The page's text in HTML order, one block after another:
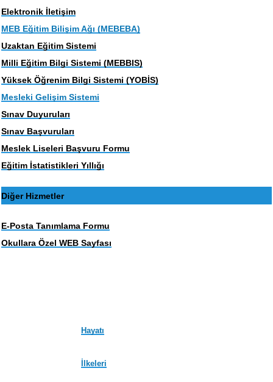
Elektronik İletişim
MEB Eğitim Bilişim Ağı (MEBEBA)
Uzaktan Eğitim Sistemi
Milli Eğitim Bilgi Sistemi (MEBBIS)
Yüksek Öğrenim Bilgi Sistemi (YOBİS)
Mesleki Gelişim Sistemi
Sınav Duyuruları
Sınav Başvuruları
Meslek Liseleri Başvuru Formu
Eğitim İstatistikleri Yıllığı
Diğer Hizmetler
E-Posta Tanımlama Formu
Okullara Özel WEB Sayfası
Hayatı
İlkeleri